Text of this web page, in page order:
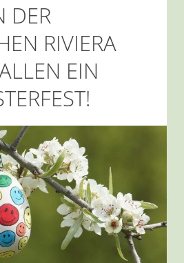
DER
RIVIERA
EIN